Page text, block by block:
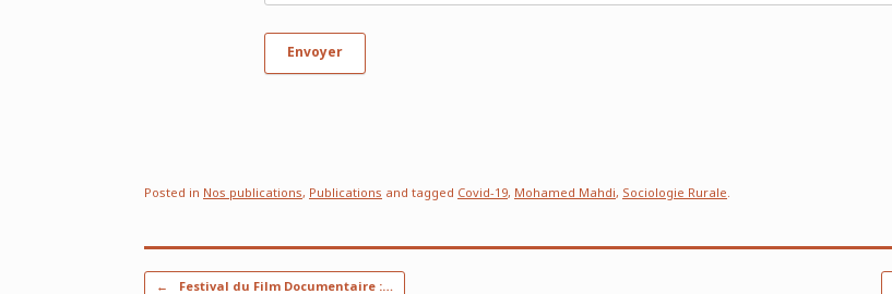
Posted inNos publications,Publicationsand taggedCovid-19,Mohamed Mahdi,Sociologie Rurale.
Post navigation
← Festival du Film Documentaire :…